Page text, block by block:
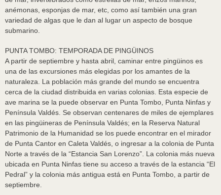
anémonas, esponjas de mar, etc, como así también una gran
variedad de algas que le dan al lugar un aspecto de bosque
submarino.
PUNTA TOMBO: TEMPORADA DE PINGÜINOS
A partir de septiembre y hasta abril, caminar entre pingüinos es
una de las excursiones más elegidas por los amantes de la
naturaleza. La población más grande del mundo se encuentra
cerca de la ciudad distribuida en varias colonias. Esta especie de
ave marina se la puede observar en Punta Tombo, Punta Ninfas y
Península Valdés. Se observan centenares de miles de ejemplares
en las pingüineras de Península Valdés; en la Reserva Natural
Patrimonio de la Humanidad se los puede encontrar en el mirador
de Punta Cantor en Caleta Valdés, o ingresar a la colonia de Punta
Norte a través de la “Estancia San Lorenzo”. La colonia más nueva
ubicada en Punta Ninfas tiene su acceso a través de la estancia “El
Pedral” y la colonia más antigua está en Punta Tombo, a partir de
septiembre.